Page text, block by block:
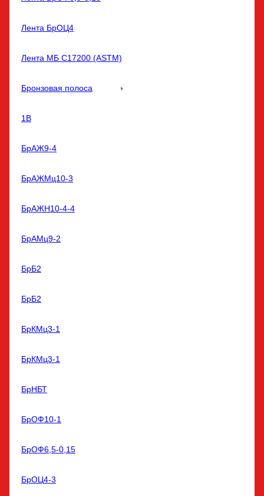
Лента БрОЦ4
Лента МБ С17200 (ASTM)
Бронзовая полоса
1В
БрАЖ9-4
БрАЖМц10-3
БрАЖН10-4-4
БрАМц9-2
БрБ2
БрБ2
БрКМц3-1
БрКМц3-1
БрНБТ
БрОФ10-1
БрОФ6,5-0,15
БрОЦ4-3